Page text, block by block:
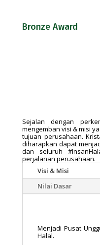
Bronze Award
Sejalan dengan
mengemban visi & misi
tujuan perusahaan.
diharapkan dapat
dan seluruh
perjalanan perusahaan.
Visi & Misi
Nilai Dasar
Menjadi Pusat
Halal.